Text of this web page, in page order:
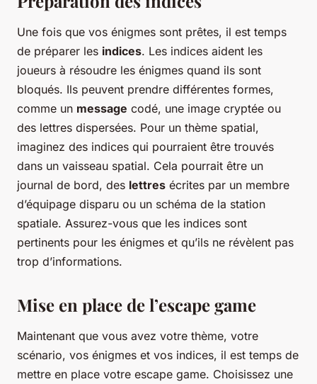
Une fois que vos énigmes sont prêtes, il est temps
de préparer les indices. Les indices aident les
joueurs à résoudre les énigmes quand ils sont
bloqués. Ils peuvent prendre différentes formes,
comme un message codé, une image cryptée ou
des lettres dispersées. Pour un thème spatial,
imaginez des indices qui pourraient être trouvés
dans un vaisseau spatial. Cela pourrait être un
journal de bord, des lettres écrites par un membre
d’équipage disparu ou un schéma de la station
spatiale. Assurez-vous que les indices sont
pertinents pour les énigmes et qu’ils ne révèlent pas
trop d’informations.
Mise en place de l’escape game
Maintenant que vous avez votre thème, votre
scénario, vos énigmes et vos indices, il est temps de
mettre en place votre escape game. Choisissez une